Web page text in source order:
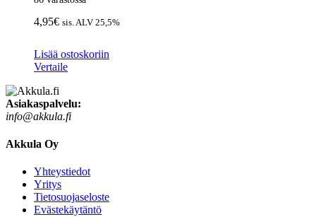
4,95€ sis. ALV 25,5%
Lisää ostoskoriin
Vertaile
Asiakaspalvelu:
info@akkula.fi
Akkula Oy
Yhteystiedot
Yritys
Tietosuojaseloste
Evästekäytäntö